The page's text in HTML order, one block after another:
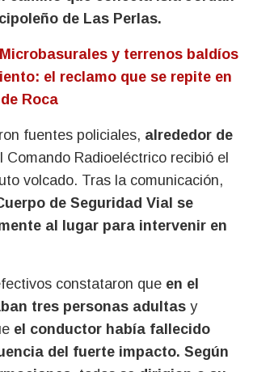
de Las Perlas.
y terrenos baldíos
el reclamo que se repite en
Roca
fuentes policiales, alrededor de
Comando Radioeléctrico recibió el
volcado. Tras la comunicación,
de Seguridad Vial se
al lugar para intervenir en
constataron que en el
tres personas adultas y
el conductor había fallecido
del fuerte impacto. Según